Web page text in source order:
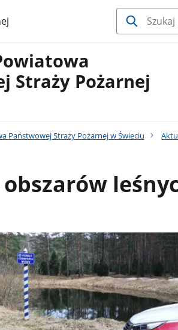
Straży Pożarnej
Państwowej Straży Pożarnej w Świeciu